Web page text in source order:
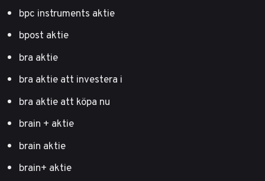
bpc instruments aktie
bpost aktie
bra aktie
bra aktie att investera i
bra aktie att köpa nu
brain + aktie
brain aktie
brain+ aktie